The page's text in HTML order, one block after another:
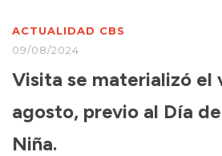
ACTUALIDAD CBS
09/08/2024
Visita se materializó el
agosto, previo al Día
Niña.